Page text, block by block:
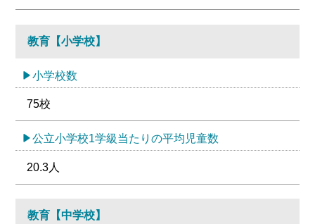
教育【小学校】
小学校数
75校
公立小学校1学級当たりの平均児童数
20.3人
教育【中学校】